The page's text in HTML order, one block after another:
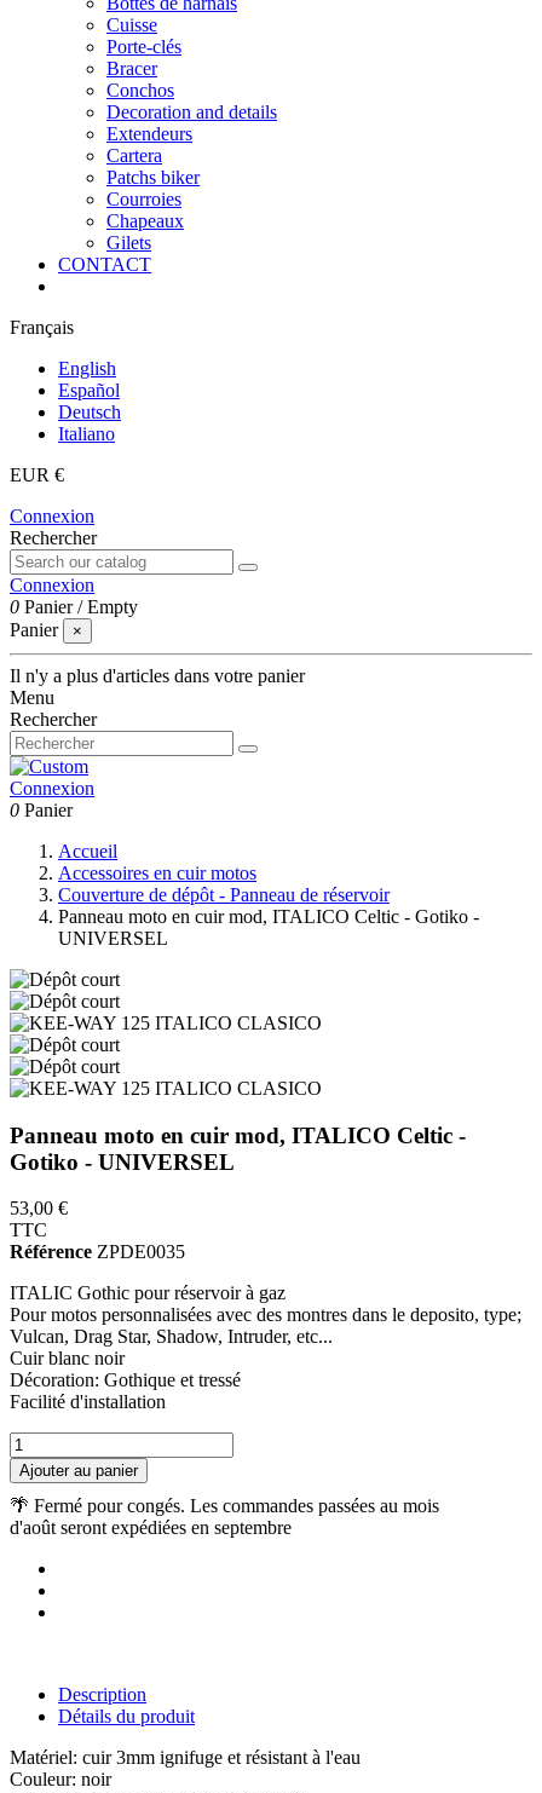
Cuisse
Porte-clés
Bracer
Conchos
Decoration and details
Extendeurs
Cartera
Patchs biker
Courroies
Chapeaux
Gilets
CONTACT
Français
English
Español
Deutsch
Italiano
EUR €
Connexion
Rechercher
Connexion
0 Panier /Empty
Panier
×
Il n'y a plus d'articles dans votre panier
Menu
Rechercher
Connexion
0 Panier
Accueil
Accessoires en cuir motos
Couverture de dépôt - Panneau de réservoir
Panneau moto en cuir mod, ITALICO Celtic - Gotiko -
UNIVERSEL
Panneau moto en cuir mod, ITALICO Celtic -
Gotiko - UNIVERSEL
53,00 €
TTC
Référence ZPDE0035
ITALIC Gothic pour réservoir à gaz
Pour motos personnalisées avec des montres dans le deposito, type;
Vulcan, Drag Star, Shadow, Intruder, etc...
Cuir blanc noir
Décoration: Gothique et tressé
Facilité d'installation
Ajouter au panier
🌴 Fermé pour congés. Les commandes passées au mois
d'août seront expédiées en septembre
Description
Détails du produit
Matériel: cuir 3mm ignifuge et résistant à l'eau
Couleur: noir